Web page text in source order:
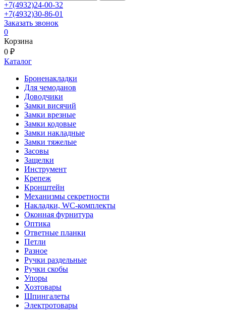
+7(4932)24-00-32
+7(4932)30-86-01
Заказать звонок
0
Корзина
0 ₽
Каталог
Броненакладки
Для чемоданов
Доводчики
Замки висячий
Замки врезные
Замки кодовые
Замки накладные
Замки тяжелые
Засовы
Защелки
Инструмент
Крепеж
Кронштейн
Механизмы секретности
Накладки, WC-комплекты
Оконная фурнитура
Оптика
Ответные планки
Петли
Разное
Ручки раздельные
Ручки скобы
Упоры
Хозтовары
Шпингалеты
Электротовары